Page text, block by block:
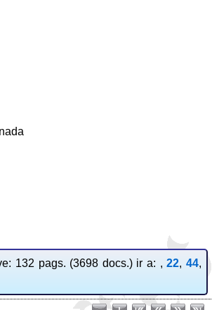
132 pags. (3698 docs.) ir a: ,22,44,